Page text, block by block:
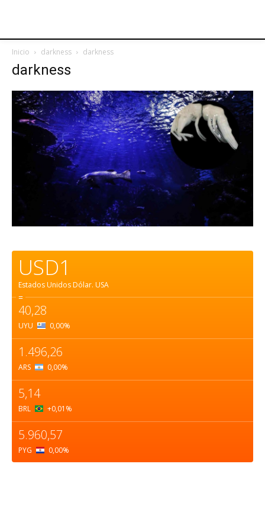
Inicio darkness darkness
darkness
USD1
Estados Unidos Dólar. USA
=
40,28
UYU 0,00%
1.496,26
ARS 0,00%
5,14
BRL +0,01 %
5.960,57
PYG 0,00%